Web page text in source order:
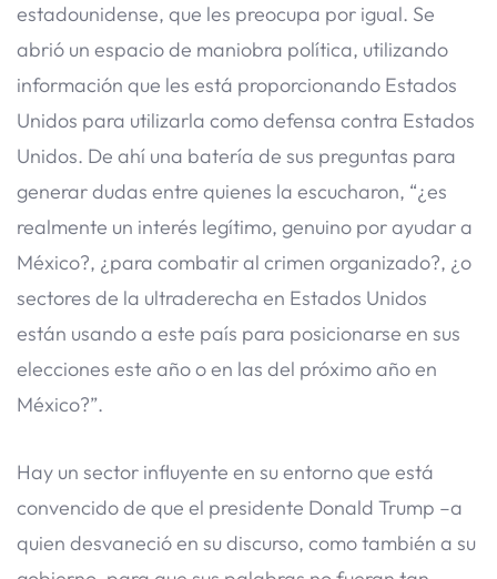
estadounidense, que les preocupa por igual. Se
abrió un espacio de maniobra política, utilizando
información que les está proporcionando Estados
Unidos para utilizarla como defensa contra Estados
Unidos. De ahí una batería de sus preguntas para
generar dudas entre quienes la escucharon, “¿es
realmente un interés legítimo, genuino por ayudar a
México?, ¿para combatir al crimen organizado?, ¿o
sectores de la ultraderecha en Estados Unidos
están usando a este país para posicionarse en sus
elecciones este año o en las del próximo año en
México?”.
Hay un sector influyente en su entorno que está
convencido de que el presidente Donald Trump –a
quien desvaneció en su discurso, como también a su